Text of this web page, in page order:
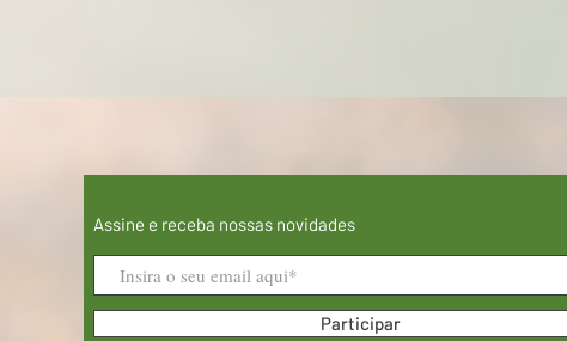
Assine e receba nossas novidades
Participar